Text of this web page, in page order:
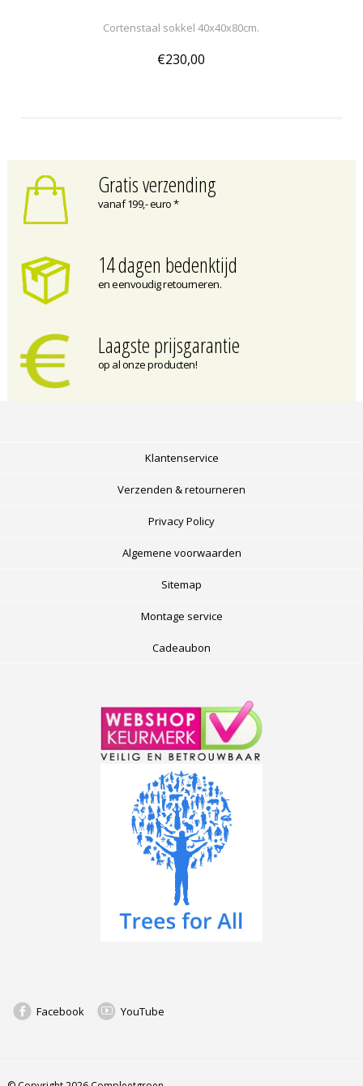
Cortenstaal sokkel 40x40x80cm.
€230,00
Gratis verzending
vanaf 199,- euro *
14 dagen bedenktijd
en eenvoudig retourneren.
Laagste prijsgarantie
op al onze producten!
Klantenservice
Verzenden & retourneren
Privacy Policy
Algemene voorwaarden
Sitemap
Montage service
Cadeaubon
Facebook YouTube